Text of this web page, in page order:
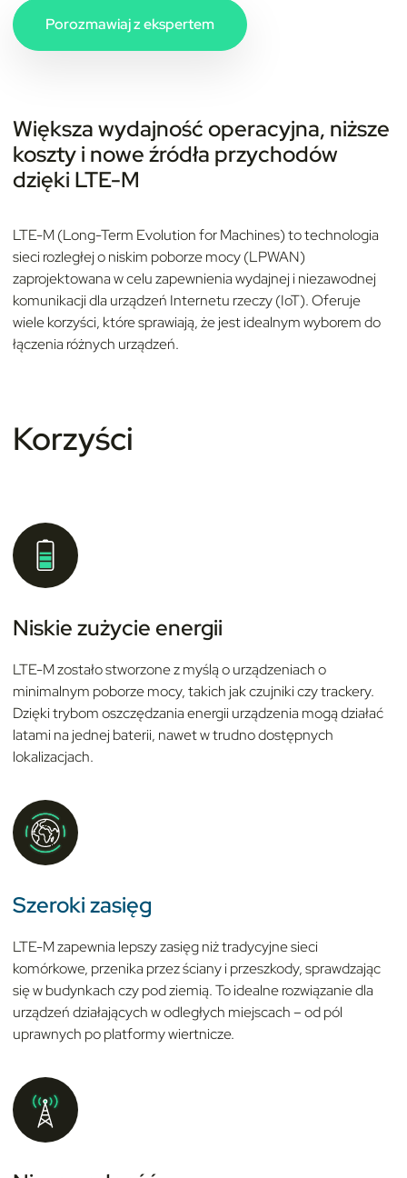
Porozmawiaj z ekspertem
Większa wydajność operacyjna, niższe
koszty i nowe źródła przychodów
dzięki LTE-M
LTE-M (Long-Term Evolution for Machines) to technologia
sieci rozległej o niskim poborze mocy (LPWAN)
zaprojektowana w celu zapewnienia wydajnej i niezawodnej
komunikacji dla urządzeń Internetu rzeczy (IoT). Oferuje
wiele korzyści, które sprawiają, że jest idealnym wyborem do
łączenia różnych urządzeń.
Korzyści
Niskie zużycie energii
LTE-M zostało stworzone z myślą o urządzeniach o
minimalnym poborze mocy, takich jak czujniki czy trackery.
Dzięki trybom oszczędzania energii urządzenia mogą działać
latami na jednej baterii, nawet w trudno dostępnych
lokalizacjach.
Szeroki zasięg
LTE-M zapewnia lepszy zasięg niż tradycyjne sieci
komórkowe, przenika przez ściany i przeszkody, sprawdzając
się w budynkach czy pod ziemią. To idealne rozwiązanie dla
urządzeń działających w odległych miejscach – od pól
uprawnych po platformy wiertnicze.